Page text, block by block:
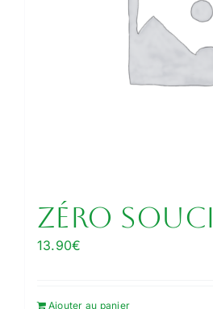
Zéro Souci
13.90€
Ajouter au panier